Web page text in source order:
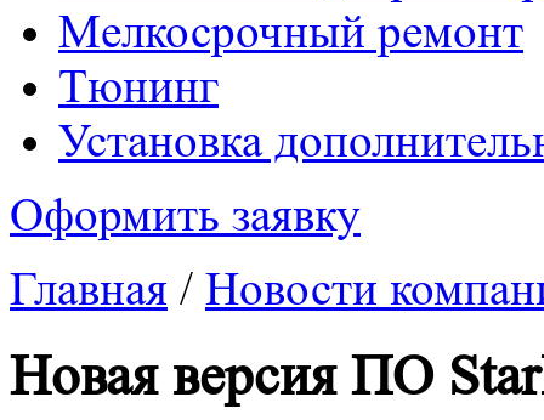
Mелкосрочный ремонт
Tюнинг
Установка
Оформить заявку
Главная / Новости
Новая версия ПО